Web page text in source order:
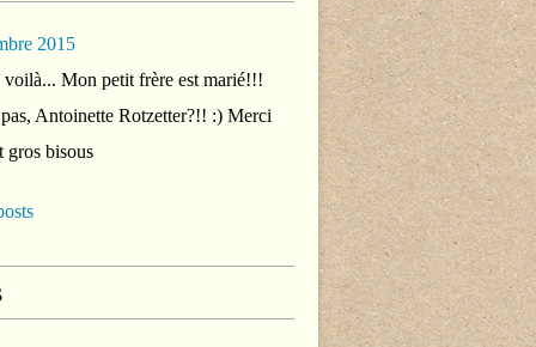
2015
voilà... Mon petit frère est marié!!!
Antoinette Rotzetter?!! :) Merci
gros bisous